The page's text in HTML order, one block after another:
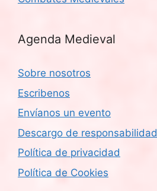
Agenda Medieval
Sobre nosotros
Escribenos
Envíanos un evento
Descargo de responsabilidad
Política de privacidad
Política de Cookies